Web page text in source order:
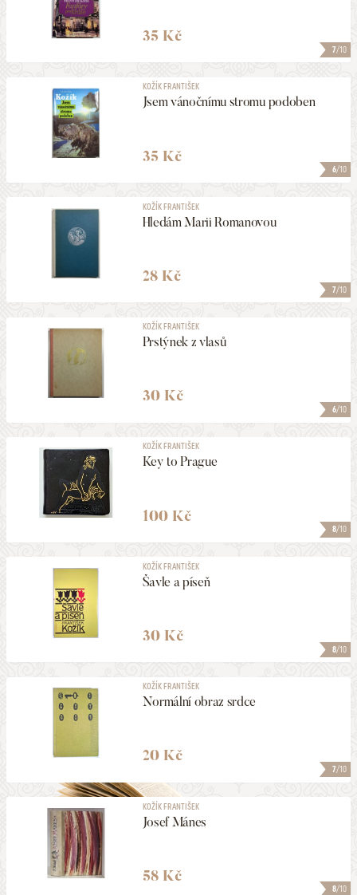
7/10
35 Kč
6/10
KOŽÍK FRANTIŠEK
Jsem vánočnímu stromu podoben
35 Kč
7/10
KOŽÍK FRANTIŠEK
Hledám Marii Romanovou
28 Kč
6/10
KOŽÍK FRANTIŠEK
Prstýnek z vlasů
30 Kč
8/10
KOŽÍK FRANTIŠEK
Key to Prague
100 Kč
8/10
KOŽÍK FRANTIŠEK
Šavle a píseň
30 Kč
7/10
KOŽÍK FRANTIŠEK
Normální obraz srdce
20 Kč
8/10
KOŽÍK FRANTIŠEK
Josef Mánes
58 Kč